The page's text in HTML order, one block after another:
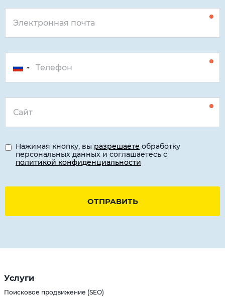
ОТПРАВИТЬ
Нажимая кнопку, вы разрешаете обработку
персональных данных и соглашаетесь с
политикой конфиденциальности
Услуги
Поисковое продвижение (SEO)